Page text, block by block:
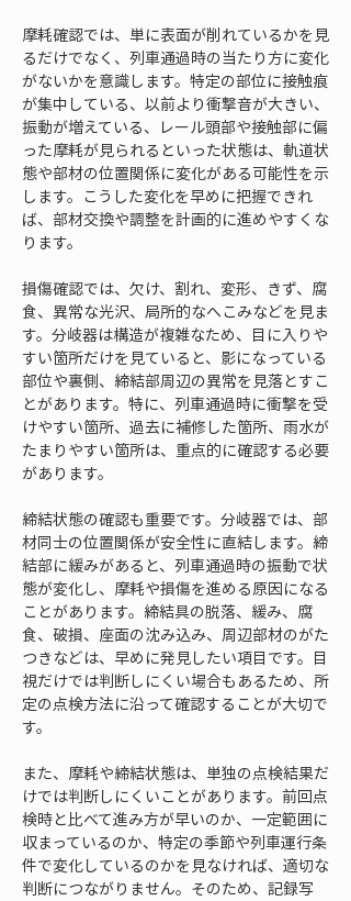
摩耗確認では、単に表面が削れているかを見
るだけでなく、列車通過時の当たり方に変化
がないかを意識します。特定の部位に接触痕
が集中している、以前より衝撃音が大きい、
振動が増えている、レール頭部や接触部に偏
った摩耗が見られるといった状態は、軌道状
態や部材の位置関係に変化がある可能性を示
します。こうした変化を早めに把握できれ
ば、部材交換や調整を計画的に進めやすくな
ります。
損傷確認では、欠け、割れ、変形、きず、腐
食、異常な光沢、局所的なへこみなどを見ま
す。分岐器は構造が複雑なため、目に入りや
すい箇所だけを見ていると、影になっている
部位や裏側、締結部周辺の異常を見落とすこ
とがあります。特に、列車通過時に衝撃を受
けやすい箇所、過去に補修した箇所、雨水が
たまりやすい箇所は、重点的に確認する必要
があります。
締結状態の確認も重要です。分岐器では、部
材同士の位置関係が安全性に直結します。締
結部に緩みがあると、列車通過時の振動で状
態が変化し、摩耗や損傷を進める原因になる
ことがあります。締結具の脱落、緩み、腐
食、破損、座面の沈み込み、周辺部材のがた
つきなどは、早めに発見したい項目です。目
視だけでは判断しにくい場合もあるため、所
定の点検方法に沿って確認することが大切で
す。
また、摩耗や締結状態は、単独の点検結果だ
けでは判断しにくいことがあります。前回点
検時と比べて進み方が早いのか、一定範囲に
収まっているのか、特定の季節や列車運行条
件で変化しているのかを見なければ、適切な
判断につながりません。そのため、記録写